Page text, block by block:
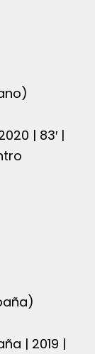
| 83′ |
| 2019 |